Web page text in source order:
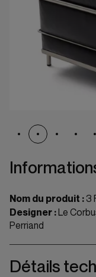
Nom du produit : 3
Designer :Le
Perriand
Détails